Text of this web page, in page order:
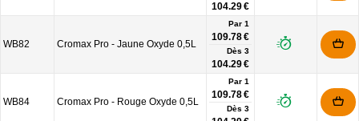
104.29 €
WB82 Cromax Pro - Jaune Oxyde 0,5L
Par 1
109.78 €
Dès 3
104.29 €
WB84 Cromax Pro - Rouge Oxyde 0,5L
Par 1
109.78 €
Dès 3